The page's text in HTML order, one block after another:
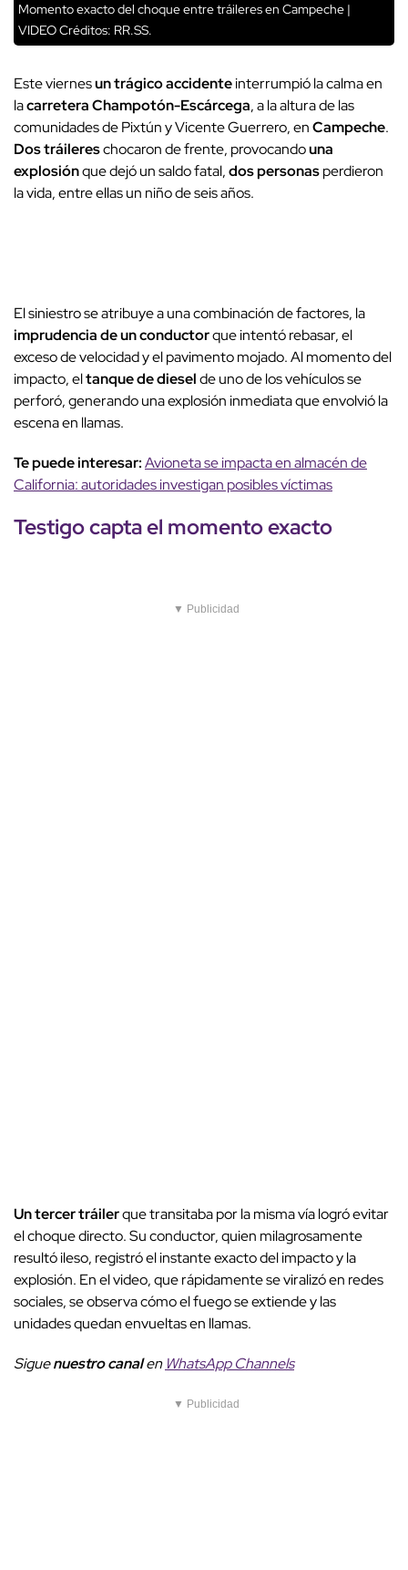
Momento exacto del choque entre tráileres en Campeche |
VIDEOCréditos: RR.SS.
Este viernesun trágico accidenteinterrumpió la calma en
lacarretera Champotón-Escárcega, a la altura de las
comunidades de Pixtún y Vicente Guerrero, enCampeche.
Dos tráilereschocaron de frente, provocandouna
explosiónque dejó un saldo fatal,dos personasperdieron
la vida, entre ellas un niño de seis años.
El siniestro se atribuye a una combinación de factores, la
imprudencia de un conductorque intentó rebasar, el
exceso de velocidad y el pavimento mojado. Al momento del
impacto, eltanque de dieselde uno de los vehículos se
perforó, generando una explosión inmediata que envolvió la
escena en llamas.
Te puede interesar:Avioneta se impacta en almacén de
California: autoridades investigan posibles víctimas
Testigo capta el momento exacto
▼ Publicidad
Un tercer tráilerque transitaba por la misma vía logró evitar
el choque directo. Su conductor, quien milagrosamente
resultó ileso, registró el instante exacto del impacto y la
explosión. En el video, que rápidamente se viralizó en redes
sociales, se observa cómo el fuego se extiende y las
unidades quedan envueltas en llamas.
Siguenuestro canalen WhatsApp Channels
▼ Publicidad